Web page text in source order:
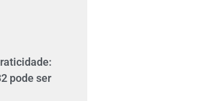
pode ser